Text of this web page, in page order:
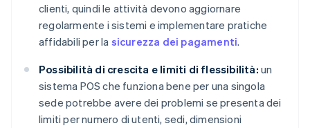
clienti, quindi le attività devono aggiornare
regolarmente i sistemi e implementare pratiche
affidabili per la sicurezza dei pagamenti.
Possibilità di crescita e limiti di flessibilità: un
sistema POS che funziona bene per una singola
sede potrebbe avere dei problemi se presenta dei
limiti per numero di utenti, sedi, dimensioni